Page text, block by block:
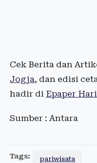
Cek Berita dan
Jogja, dan edisi
hadir di Epaper
Sumber : Antara
Tags: pariwisata